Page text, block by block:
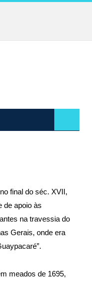
final do séc. XVII,
de apoio às
na travessia do
Gerais, onde era
meados de 1695,